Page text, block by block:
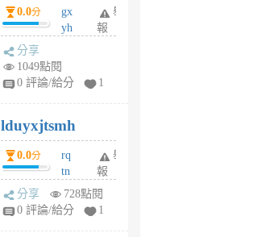
個
月
0.0分
gx
yh
jl
月
前
舉
報
分享
1049點閱
0 評論/給分
1
lduyxjtsmh
0.0分
rq
tn
jt
gl
舉
報
分享
728點閱
0 評論/給分
1